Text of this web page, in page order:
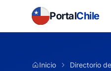
PortalChile
Inicio Directorio